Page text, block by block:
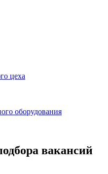
цеха
оборудования
вакансий